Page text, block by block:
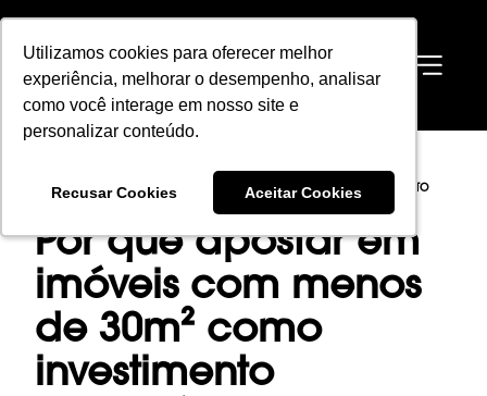
Utilizamos cookies para oferecer melhor
experiência, melhorar o desempenho, analisar
como você interage em nosso site e
personalizar conteúdo.
Recusar Cookies Aceitar Cookies
Utilizamos cookies para oferecer melhor
experiência, melhorar o desempenho, analisar
como você interage em nosso site e
personalizar conteúdo.
Recusar Cookies Aceitar Cookies
EN
INVESTIMENTO IMOBILIÁRIO
→
POR QUE APOSTAR EM IMÓVEIS COM MENOS DE 30M² COMO INVESTIMENTO
Por que apostar em
imóveis com menos
de 30m² como
investimento